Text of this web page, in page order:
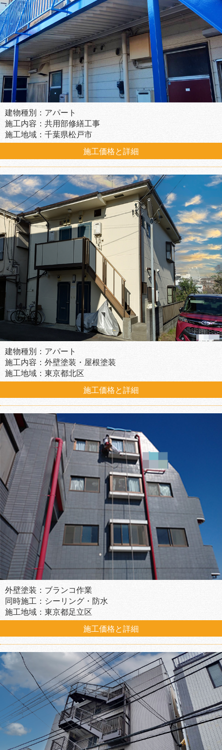
建物種別：アパート
施工内容：共用部修繕工事
施工地域：千葉県松戸市
施工価格と詳細
建物種別：アパート
施工内容：外壁塗装・屋根塗装
施工地域：東京都北区
施工価格と詳細
外壁塗装：ブランコ作業
同時施工：シーリング・防水
施工地域：東京都足立区
施工価格と詳細